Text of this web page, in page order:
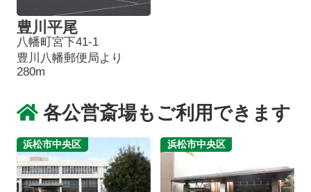
豊川平尾
八幡町宮下41-1
豊川八幡郵便局より
280m
各公営斎場もご利用できます
浜松市中央区 浜松市中央区